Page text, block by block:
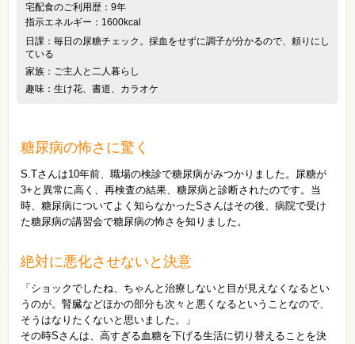
宅配食のご利用歴：9年
指示エネルギー：1600kcal
日課：毎日の尿糖チェック。採血をせずに調子が分かるので、頼りにし
ている
家族：ご主人と二人暮らし
趣味：生け花、書道、カラオケ
糖尿病の怖さに驚く
S.Tさんは10年前、職場の検診で糖尿病がみつかりました。尿糖が
3+と異常に高く、再検査の結果、糖尿病と診断されたのです。当
時、糖尿病についてよく知らなかったSさんはその後、病院で受け
た糖尿病の講習会で糖尿病の怖さを知りました。
絶対に悪化させないと決意
「ショックでしたね、ちゃんと治療しないと目が見えなくなるとい
うのが。腎臓などほかの部分も次々と悪くなるということなので、
そうはなりたくないと思いました。」
その時Sさんは、高すぎる血糖を下げる生活に切り替えることを決